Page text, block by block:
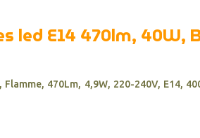
led E14 470lm, 40W,
470Lm, 4,9W, 220-240V, E14,